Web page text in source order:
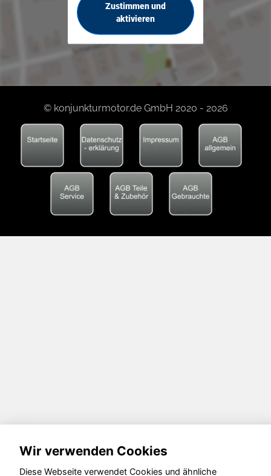
Zustimmen und
aktivieren
© konjunkturmotor.de GmbH 2020 - 2026
Wir verwenden Cookies
Diese Webseite verwendet Cookies und ähnliche